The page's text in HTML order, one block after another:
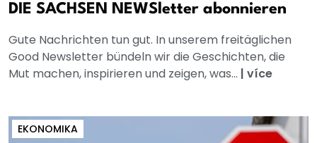
DIE SACHSEN NEWSletter abonnieren
Gute Nachrichten tun gut. In unserem freitäglichen
Good Newsletter bündeln wir die Geschichten, die
Mut machen, inspirieren und zeigen, was... | více
EKONOMIKA